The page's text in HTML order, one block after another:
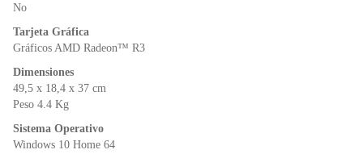
No
Tarjeta Gráfica
Gráficos AMD Radeon™ R3
Dimensiones
49,5 x 18,4 x 37 cm
Peso 4.4 Kg
Sistema Operativo
Windows 10 Home 64